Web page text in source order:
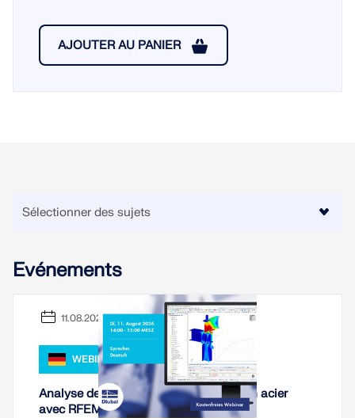
AJOUTER AU PANIER
Evénements
11.08.2026
WEBINAIRE,
Analyse de rigidité des assemblages en acier
avec RFEM 6